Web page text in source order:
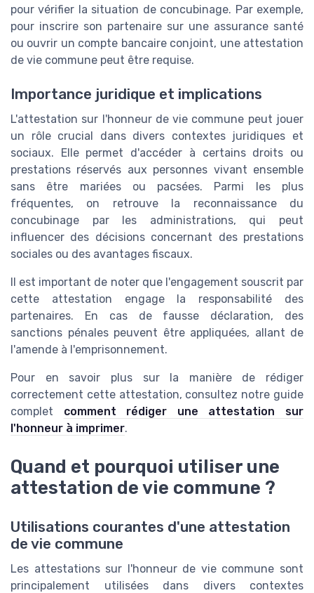
pour vérifier la situation de concubinage. Par exemple,
pour inscrire son partenaire sur une assurance santé
ou ouvrir un compte bancaire conjoint, une attestation
de vie commune peut être requise.
Importance juridique et implications
L'attestation sur l'honneur de vie commune peut jouer
un rôle crucial dans divers contextes juridiques et
sociaux. Elle permet d'accéder à certains droits ou
prestations réservés aux personnes vivant ensemble
sans être mariées ou pacsées. Parmi les plus
fréquentes, on retrouve la reconnaissance du
concubinage par les administrations, qui peut
influencer des décisions concernant des prestations
sociales ou des avantages fiscaux.
Il est important de noter que l'engagement souscrit par
cette attestation engage la responsabilité des
partenaires. En cas de fausse déclaration, des
sanctions pénales peuvent être appliquées, allant de
l'amende à l'emprisonnement.
Pour en savoir plus sur la manière de rédiger
correctement cette attestation, consultez notre guide
complet comment rédiger une attestation sur
l'honneur à imprimer.
Quand et pourquoi utiliser une
attestation de vie commune ?
Utilisations courantes d'une attestation
de vie commune
Les attestations sur l'honneur de vie commune sont
principalement utilisées dans divers contextes